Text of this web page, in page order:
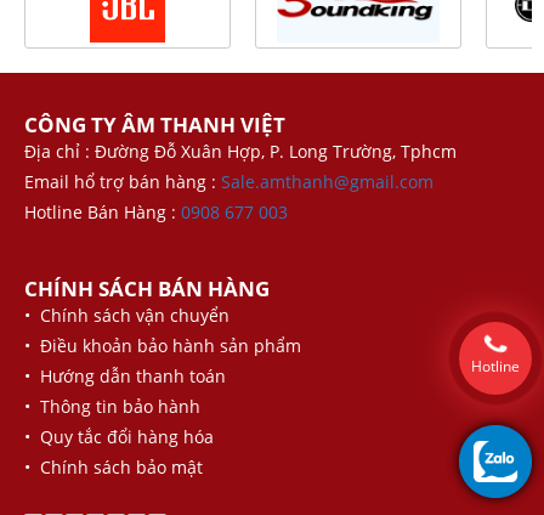
CÔNG TY ÂM THANH VIỆT
Địa chỉ : Đường Đỗ Xuân Hợp, P. Long Trường, Tphcm
Email hổ trợ bán hàng : Sale.amthanh@gmail.com
Hotline Bán Hàng : 0908 677 003
CHÍNH SÁCH BÁN HÀNG
• Chính sách vận chuyển
• Điều khoản bảo hành sản phẩm
• Hướng dẫn thanh toán
• Thông tin bảo hành
• Quy tắc đổi hàng hóa
• Chính sách bảo mật
Hotline